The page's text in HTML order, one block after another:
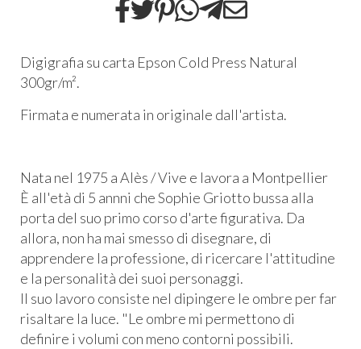
Digigrafia su carta Epson Cold Press Natural
300gr/m².
Firmata e numerata in originale dall'artista.
Nata nel 1975 a Alès / Vive e lavora a Montpellier
È all'età di 5 annni che Sophie Griotto bussa alla
porta del suo primo corso d'arte figurativa. Da
allora, non ha mai smesso di disegnare, di
apprendere la professione, di ricercare l'attitudine
e la personalità dei suoi personaggi.
Il suo lavoro consiste nel dipingere le ombre per far
risaltare la luce. "Le ombre mi permettono di
definire i volumi con meno contorni possibili.